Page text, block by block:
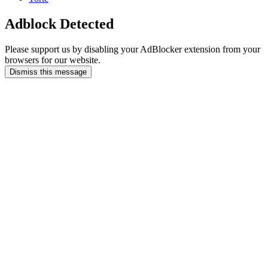
Adblock Detected
Please support us by disabling your AdBlocker extension from your
browsers for our website.
Dismiss this message